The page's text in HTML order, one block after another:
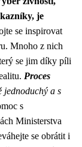
je
se inspirovat
Mnoho z nich
se jim díky píli
Proces
jednoduchý a s
s
Ministerstva
se obrátit i